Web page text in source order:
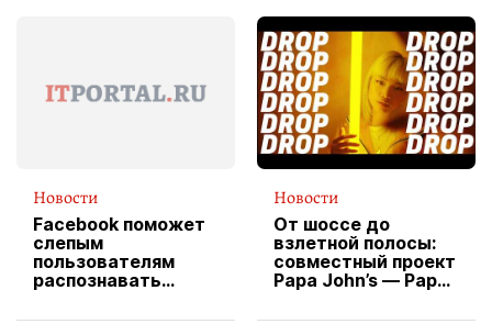
Новости
Facebook поможет
слепым
пользователям
распознавать
Новости
От шоссе до
взлетной полосы:
совместный проект
Papa John’s — Papa
вводит